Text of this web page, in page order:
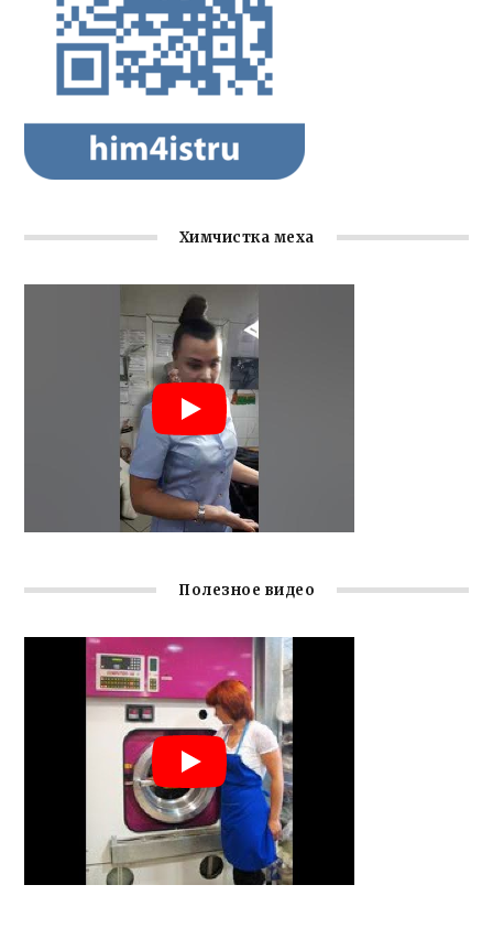
Химчистка меха
Полезное видео